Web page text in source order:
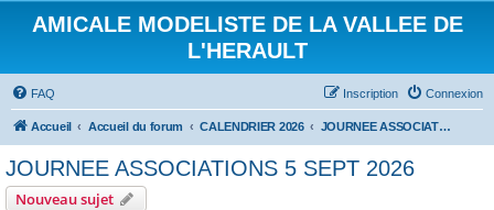
AMICALE MODELISTE DE LA VALLEE DE
L'HERAULT
FAQ Connexion
Inscription
Accueil Accueil du forum CALENDRIER 2026 JOURNEE ASSOCIATIONS 5 SEPT 2026
JOURNEE ASSOCIATIONS 5 SEPT 2026
Nouveau sujet